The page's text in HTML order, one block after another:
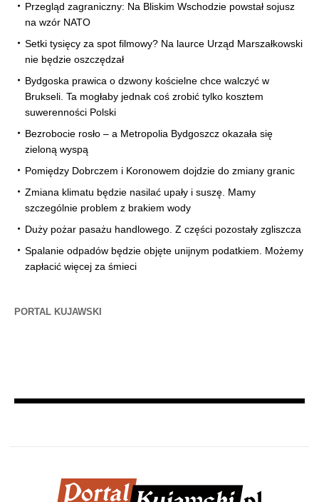
Przegląd zagraniczny: Na Bliskim Wschodzie powstał sojusz
na wzór NATO
Setki tysięcy za spot filmowy? Na laurce Urząd Marszałkowski
nie będzie oszczędzał
Bydgoska prawica o dzwony kościelne chce walczyć w
Brukseli. Ta mogłaby jednak coś zrobić tylko kosztem
suwerenności Polski
Bezrobocie rosło – a Metropolia Bydgoszcz okazała się
zieloną wyspą
Pomiędzy Dobrczem i Koronowem dojdzie do zmiany granic
Zmiana klimatu będzie nasilać upały i suszę. Mamy
szczególnie problem z brakiem wody
Duży pożar pasażu handlowego. Z części pozostały zgliszcza
Spalanie odpadów będzie objęte unijnym podatkiem. Możemy
zapłacić więcej za śmieci
PORTAL KUJAWSKI